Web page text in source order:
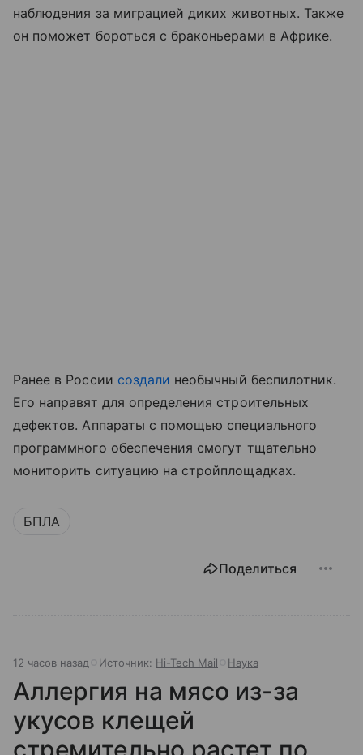
наблюдения за миграцией диких животных. Также
он поможет бороться с браконьерами в Африке.
Ранее в России создали необычный беспилотник.
Его направят для определения строительных
дефектов. Аппараты с помощью специального
программного обеспечения смогут тщательно
мониторить ситуацию на стройплощадках.
БПЛА
Поделиться
12 часов назад Источник: Hi-Tech Mail Наука
Аллергия на мясо из-за
укусов клещей